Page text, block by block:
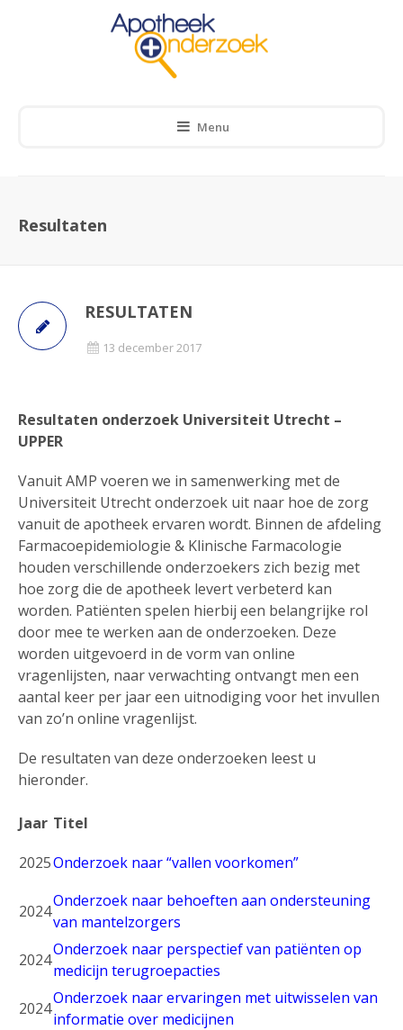
Menu
Resultaten
RESULTATEN
13 december 2017
Resultaten onderzoek Universiteit Utrecht –
UPPER
VanuitAMP voeren we in samenwerking met de
Universiteit Utrecht onderzoek uit naar hoe de zorg
vanuit de apotheek ervaren wordt. Binnen de afdeling
Farmacoepidemiologie & Klinische Farmacologie
houden verschillende onderzoekers zich bezig met
hoe zorg die de apotheek levert verbeterd kan
worden. Patiënten spelen hierbij een belangrijke rol
door mee te werken aan de onderzoeken. Deze
worden uitgevoerd in de vorm van online
vragenlijsten, naar verwachting ontvangt men een
aantal keer per jaar een uitnodiging voor het invullen
van zo’n online vragenlijst.
De resultaten van deze onderzoeken leest u
hieronder.
Jaar Titel
2025Onderzoek naar “vallen voorkomen”
2024
Onderzoek naar behoeften aan ondersteuning
van mantelzorgers
2024
Onderzoek naar perspectief van patiënten op
medicijn terugroepacties
2024
Onderzoek naar ervaringen met uitwisselen van
informatie over medicijnen